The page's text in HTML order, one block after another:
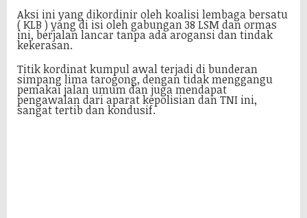
Aksi ini yang dikordinir oleh koalisi lembaga bersatu
( KLB ) yang di isi oleh gabungan 38 LSM dan ormas
ini, berjalan lancar tanpa ada arogansi dan tindak
kekerasan.
Titik kordinat kumpul awal terjadi di bunderan
simpang lima tarogong, dengan tidak menggangu
pemakai jalan umum dan juga mendapat
pengawalan dari aparat kepolisian dan TNI ini,
sangat tertib dan kondusif.